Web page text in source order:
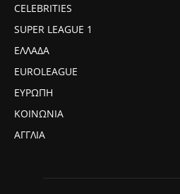
CELEBRITIES
SUPER LEAGUE 1
ΕΛΛΑΔΑ
EUROLEAGUE
ΕΥΡΩΠΗ
ΚΟΙΝΩΝΙΑ
ΑΓΓΛΙΑ